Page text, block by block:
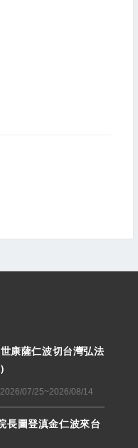
康薩仁波切台灣弘法
2026/07/25~2026/08/14
長圖登滇金仁波來台